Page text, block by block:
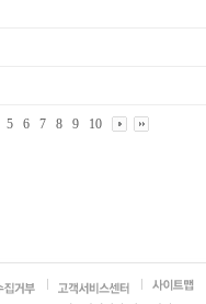
5 6 7 8 9 10